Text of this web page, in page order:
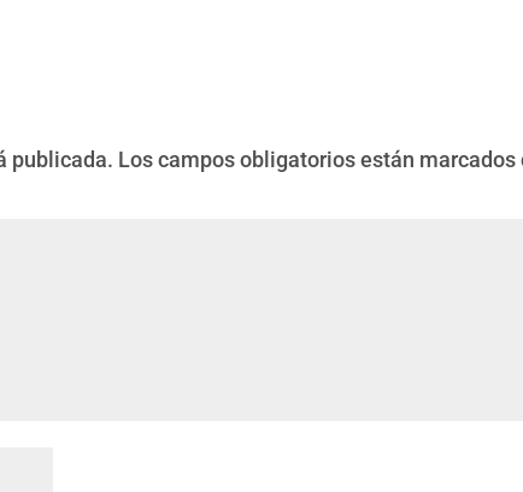
publicada. Los campos obligatorios están marcados